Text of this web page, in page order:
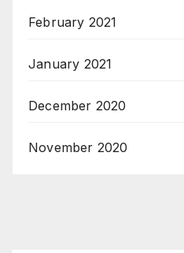
February 2021
January 2021
December 2020
November 2020